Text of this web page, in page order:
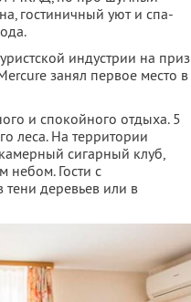
гостиничный уют и спа-
индустрии на приз
занял первое место в
и спокойного отдыха. 5
леса. На территории
сигарный клуб,
небом. Гости с
тени деревьев или в